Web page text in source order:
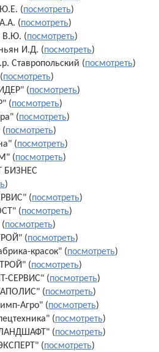
(посмотреть)
(посмотреть)
В.Ю. (посмотреть)
И.Д. (посмотреть)
Ставропольский (посмотреть)
посмотреть)
(посмотреть)
(посмотреть)
(посмотреть)
(посмотреть)
(посмотреть)
(посмотреть)
БИЗНЕС
)
(посмотреть)
(посмотреть)
посмотреть)
(посмотреть)
красок" (посмотреть)
(посмотреть)
СЕРВИС" (посмотреть)
(посмотреть)
Агро" (посмотреть)
(посмотреть)
(посмотреть)
(посмотреть)